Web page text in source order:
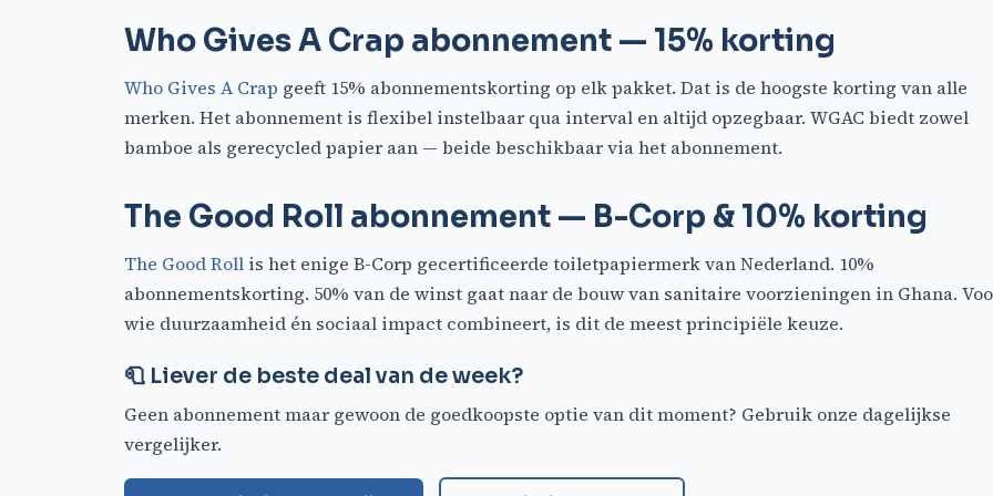
Who Gives A Crap abonnement — 15% korting
Who Gives A Crap geeft 15% abonnementskorting op elk pakket. Dat is de hoogste korting van alle
merken. Het abonnement is flexibel instelbaar qua interval en altijd opzegbaar. WGAC biedt zowel
bamboe als gerecycled papier aan — beide beschikbaar via het abonnement.
The Good Roll abonnement — B-Corp & 10% korting
The Good Roll is het enige B-Corp gecertificeerde toiletpapiermerk van Nederland. 10%
abonnementskorting. 50% van de winst gaat naar de bouw van sanitaire voorzieningen in Ghana.
wie duurzaamheid én sociaal impact combineert, is dit de meest principiële keuze.
🧻 Liever de beste deal van de week?
Geen abonnement maar gewoon de goedkoopste optie van dit moment? Gebruik onze dagelijkse
vergelijker.